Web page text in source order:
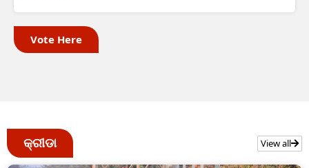
Vote Here
କ୍ରୀଡା View all